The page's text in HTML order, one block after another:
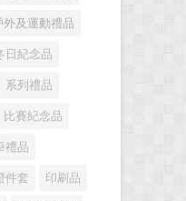
外及運動禮品
日紀念品
系列禮品
比賽紀念品
禮品
件套 印刷品